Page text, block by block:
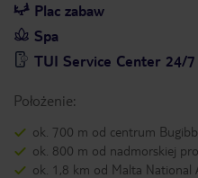
Plac zabaw
Spa
TUI Service Center 24/
Położenie:
ok. 700 m od centrum
ok. 800 m od nadmorskiej
ok. 1,8 km od Malta National